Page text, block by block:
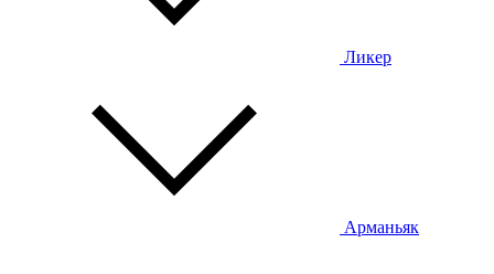
Ликер
Арманьяк